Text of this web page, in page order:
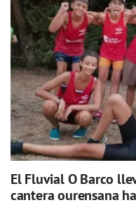
El Fluvial O Barco
cantera ourensana